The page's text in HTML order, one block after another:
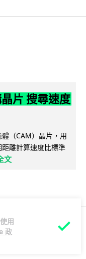
用
政
片 搜尋速度
（CAM）晶片，用
離計算速度比標準
文